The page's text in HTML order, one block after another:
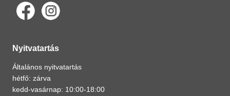
Nyitvatartás
Általános nyitvatartás
hétfő: zárva
kedd-vasárnap: 10:00-18:00